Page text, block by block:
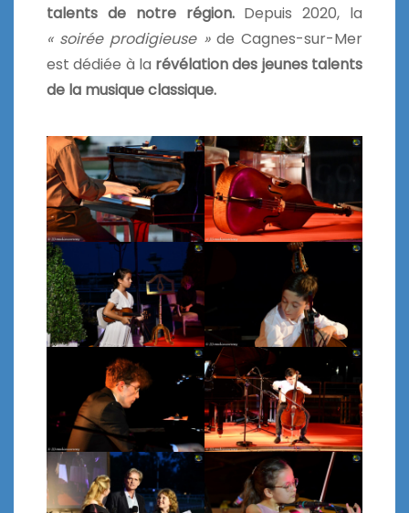
talents de notre région. Depuis 2020, la
« soirée prodigieuse »de Cagnes-sur-Mer
est dédiée à la révélation des jeunes talents
de la musique classique.